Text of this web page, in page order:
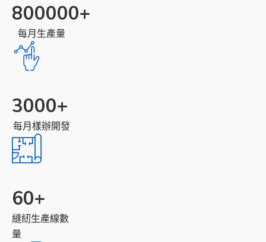
800000+
每月生產量
3000+
每月樣辦開發
60+
縫紉生產線數
量